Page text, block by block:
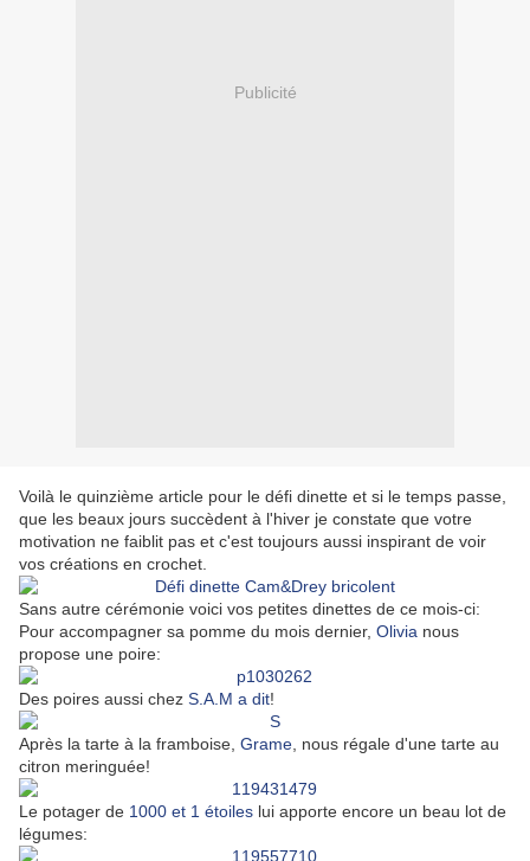
Publicité
Voilà le quinzième article pour le défi dinette et si le temps passe,
que les beaux jours succèdent à l'hiver je constate que votre
motivation ne faiblit pas et c'est toujours aussi inspirant de voir
vos créations en crochet.
Sans autre cérémonie voici vos petites dinettes de ce mois-ci:
Pour accompagner sa pomme du mois dernier, Olivia nous
propose une poire:
Des poires aussi chez S.A.M a dit!
Après la tarte à la framboise, Grame , nous régale d'une tarte au
citron meringuée!
Le potager de 1000 et 1 étoiles lui apporte encore un beau lot de
légumes: